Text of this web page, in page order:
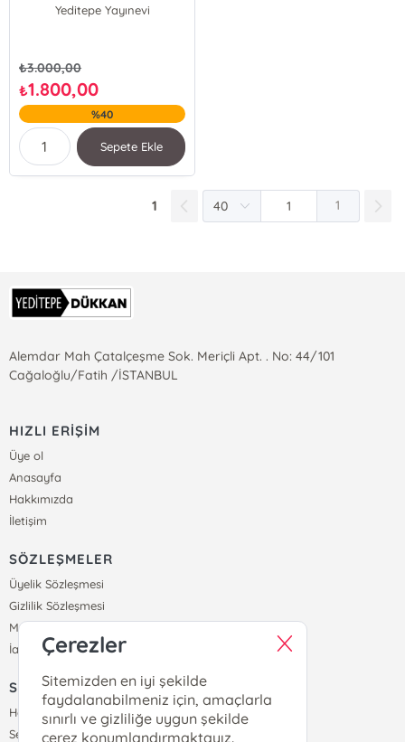
Yeditepe Yayınevi
₺3.000,00
₺1.800,00
%40
Sepete Ekle
1 1
Alemdar Mah Çatalçeşme Sok. Meriçli Apt. . No: 44/101
Cağaloğlu/Fatih /İSTANBUL
HIZLI ERİŞİM
Üye ol
Anasayfa
Hakkımızda
İletişim
SÖZLEŞMELER
Üyelik Sözleşmesi
Gizlilik Sözleşmesi
Mesafeli Satış Sözleşmesi
İade ve Teslimat Koşulları
SİPARİŞ
Hesabım
Sepetim
Çerezler
Sitemizden en iyi şekilde
faydalanabilmeniz için, amaçlarla
sınırlı ve gizliliğe uygun şekilde
çerez konumlandırmaktayız.